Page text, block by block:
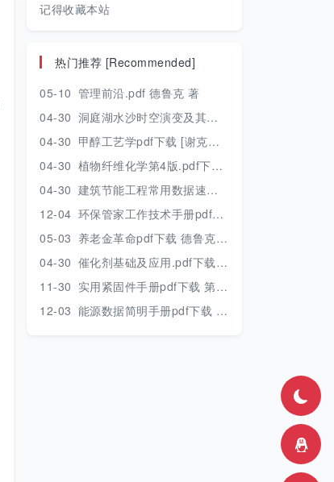
记得收藏本站
热门推荐 [Recommended]
05-10 管理前沿.pdf 德鲁克 著
04-30 洞庭湖水沙时空演变及其对水资源安全的影响研究.pdf 胡光伟 著 2017年版
04-30 甲醇工艺学pdf下载 [谢克昌 房鼎业主编] 2010年版
04-30 植物纤维化学第4版.pdf下载 [裴继诚主编] 2012年版
04-30 建筑节能工程常用数据速查手册.pdf下载 [陈慢勤著] 2010年版
12-04 环保管家工作技术手册pdf下载 2019年版
05-03 养老金革命pdf下载 德鲁克 著
04-30 催化剂基础及应用.pdf下载 [季生福 张谦温 赵彬侠编] 2011年版
11-30 实用紧固件手册pdf下载 第三版 2018年版
12-03 能源数据简明手册pdf下载 2017版